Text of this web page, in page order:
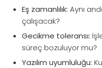
Eş zamanlılık: Aynı
çalışacak?
Gecikme toleransı:
süreç bozuluyor mu?
Yazılım uyumluluğu: